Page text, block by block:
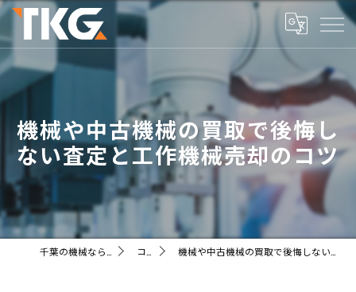
機械や中古機械の買取で後悔し
ない査定と工作機械売却のコツ
コラム 機械や中古機械の買取で後悔しない査定と工作機械売却のコツ